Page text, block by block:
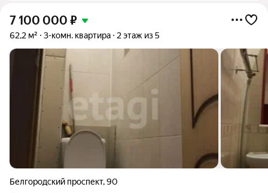
7 100 000 ₽
62,2 м² 3-комн. квартира 2 этаж из 5
Белгородский проспект,90